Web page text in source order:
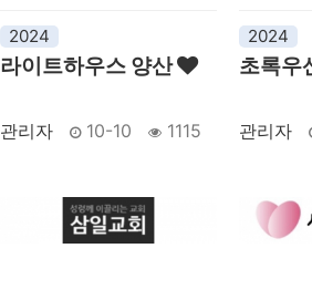
2024
라이트하우스 양산
관리자 10-10 1115
2024
초록우
관리자